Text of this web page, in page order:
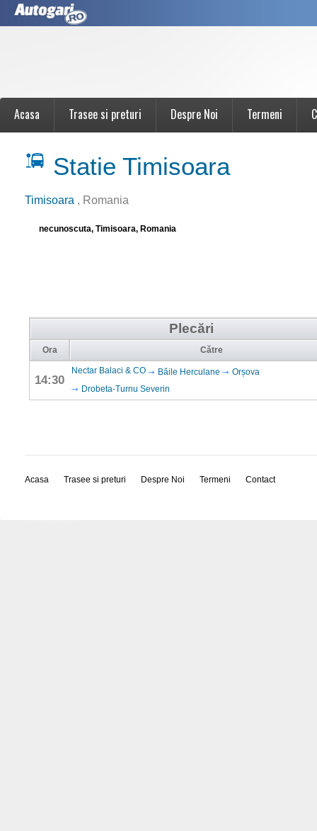
Acasa Trasee si preturi Despre Noi Termeni
Statie Timisoara
Timisoara , Romania
necunoscuta, Timisoara, Romania
Plecări
Ora Către
14:30
Nectar Balaci & CO Băile Herculane
Orșova
Drobeta-Turnu Severin
Acasa Trasee si preturi Despre Noi Termeni Contact